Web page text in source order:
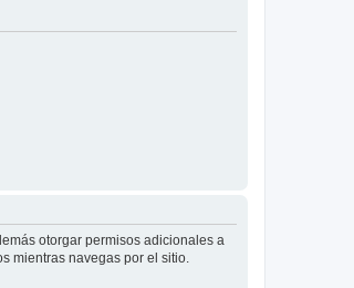
otorgar permisos adicionales a
mientras navegas por el sitio.